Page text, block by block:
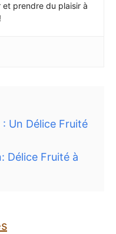
et prendre du plaisir à
Un Délice Fruité
Délice Fruité à